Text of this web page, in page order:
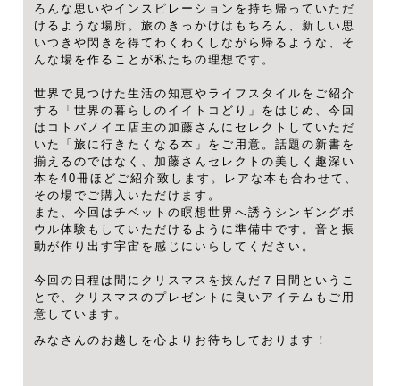
ろんな思いやインスピレーションを持ち帰っていただ
けるような場所。旅のきっかけはもちろん、新しい思
いつきや閃きを得てわくわくしながら帰るような、そ
んな場を作ることが私たちの理想です。
世界で見つけた生活の知恵やライフスタイルをご紹介
する「世界の暮らしのイイトコどり」をはじめ、今回
はコトバノイエ店主の加藤さんにセレクトしていただ
いた「旅に行きたくなる本」をご用意。話題の新書を
揃えるのではなく、加藤さんセレクトの美しく趣深い
本を40冊ほどご紹介致します。レアな本も合わせて、
その場でご購入いただけます。
また、今回はチベットの瞑想世界へ誘うシンギングボ
ウル体験もしていただけるように準備中です。音と振
動が作り出す宇宙を感じにいらしてください。
今回の日程は間にクリスマスを挟んだ７日間というこ
とで、クリスマスのプレゼントに良いアイテムもご用
意しています。
みなさんのお越しを心よりお待ちしております！